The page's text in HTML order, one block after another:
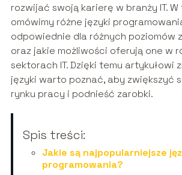
rozwijać swoją karierę w branży IT.
omówimy różne języki
odpowiednie dla różnych poziomów
oraz jakie możliwości oferują one w
sektorach IT. Dzięki temu artykułowi
języki warto poznać, aby zwiększyć
rynku pracy i podnieść zarobki.
Spis treści:
Jakie są najpopularniejsze
programowania?